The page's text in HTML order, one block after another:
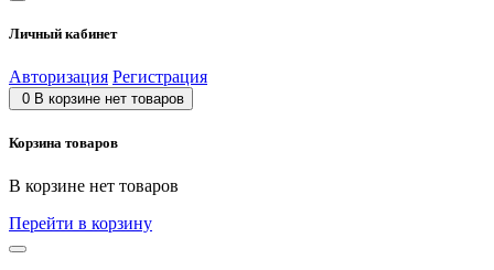
Личный кабинет
Авторизация Регистрация
0 В корзине нет товаров
Корзина товаров
В корзине нет товаров
Перейти в корзину